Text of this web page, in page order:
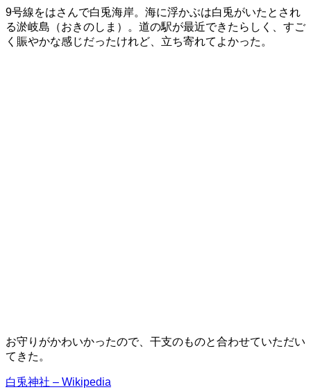
9号線をはさんで白兎海岸。海に浮かぶは白兎がいたとされ
る淤岐島（おきのしま）。道の駅が最近できたらしく、すご
く賑やかな感じだったけれど、立ち寄れてよかった。
お守りがかわいかったので、干支のものと合わせていただい
てきた。
白兎神社 – Wikipedia